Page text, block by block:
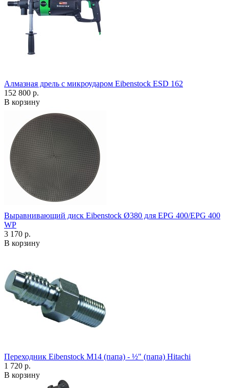
Алмазная дрель с микроударом Eibenstock ESD 162
152 800 р.
В корзину
Выравнивающий диск Eibenstock Ø380 для EPG 400/EPG 400
WP
3 170 р.
В корзину
Переходник Eibenstock M14 (папа) - ½" (папа) Hitachi
1 720 р.
В корзину